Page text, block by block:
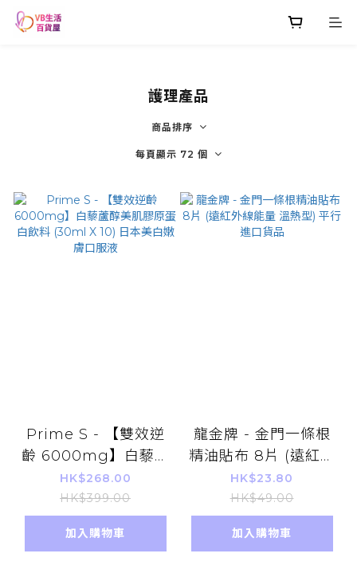
護理產品
商品排序
每頁顯示 72 個
Prime S - 【雙效逆
齡 6000mg】白藜蘆
醇美肌膠原蛋白飲料
(30ml X 10) 日本美
白嫩膚口服液
HK$268.00
HK$399.00
加入購物車
龍金牌 - 金門一條根
精油貼布 8片 (遠紅外
線能量 溫熱型) 平行進
口貨品
HK$23.80
HK$49.00
加入購物車